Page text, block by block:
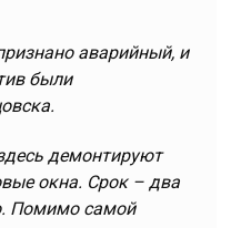
аварийный, и
были
демонтируют
окна. Срок – два
Помимо самой